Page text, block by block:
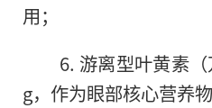
用；
6. 游离型叶黄素
g，作为眼部核心营养物